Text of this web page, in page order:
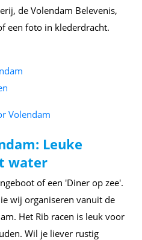
de Volendam Belevenis,
een foto in klederdracht.
Volendam
Leuke
water
of een 'Diner op zee'.
wij organiseren vanuit de
Het Rib racen is leuk voor
Wil je liever rustig